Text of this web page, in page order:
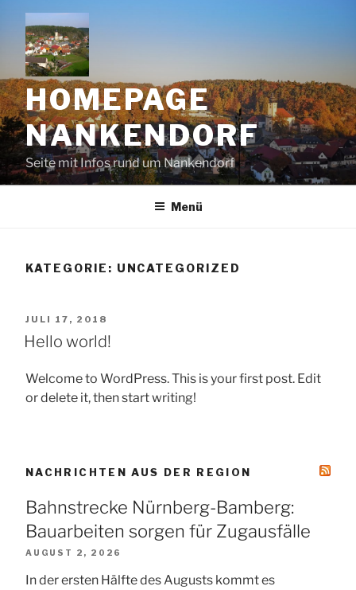
Inhalt
springen
HOMEPAGE
NANKENDORF
Seite mit Infos rund um Nankendorf
Menü
KATEGORIE: UNCATEGORIZED
VERÖFFENTLICHT
AM
JULI 17, 2018
Hello world!
Welcome to WordPress. This is your first post. Edit
or delete it, then start writing!
NACHRICHTEN AUS DER REGION
Bahnstrecke Nürnberg-Bamberg:
Bauarbeiten sorgen für Zugausfälle
AUGUST 2, 2026
In der ersten Hälfte des Augusts kommt es